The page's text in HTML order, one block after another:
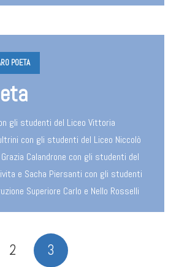
POETA
gli studenti del Liceo Vittoria
con gli studenti del Liceo Niccolò
Calandrone con gli studenti del
e Sacha Piersanti con gli studenti
Superiore Carlo e Nello Rosselli
2 3